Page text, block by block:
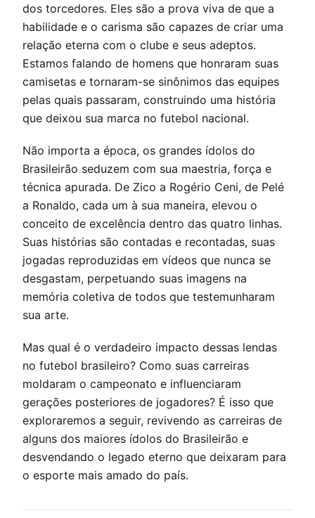
dos torcedores. Eles são a prova viva de que a
habilidade e o carisma são capazes de criar uma
relação eterna com o clube e seus adeptos.
Estamos falando de homens que honraram suas
camisetas e tornaram-se sinônimos das equipes
pelas quais passaram, construindo uma história
que deixou sua marca no futebol nacional.
Não importa a época, os grandes ídolos do
Brasileirão seduzem com sua maestria, força e
técnica apurada. De Zico a Rogério Ceni, de Pelé
a Ronaldo, cada um à sua maneira, elevou o
conceito de excelência dentro das quatro linhas.
Suas histórias são contadas e recontadas, suas
jogadas reproduzidas em vídeos que nunca se
desgastam, perpetuando suas imagens na
memória coletiva de todos que testemunharam
sua arte.
Mas qual é o verdadeiro impacto dessas lendas
no futebol brasileiro? Como suas carreiras
moldaram o campeonato e influenciaram
gerações posteriores de jogadores? É isso que
exploraremos a seguir, revivendo as carreiras de
alguns dos maiores ídolos do Brasileirão e
desvendando o legado eterno que deixaram para
o esporte mais amado do país.